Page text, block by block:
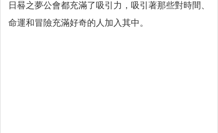
日晷之夢公會都充滿了吸引力，吸引著那些對時間、
命運和冒險充滿好奇的人加入其中。